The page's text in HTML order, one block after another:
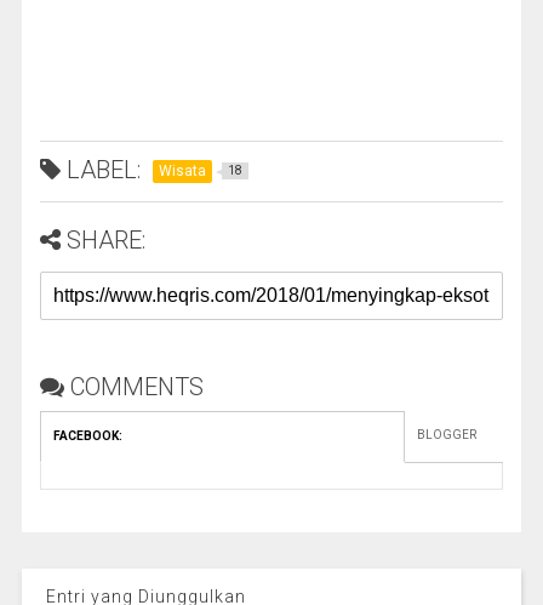
LABEL: Wisata 18
SHARE:
COMMENTS
FACEBOOK: BLOGGER
Entri yang Diunggulkan